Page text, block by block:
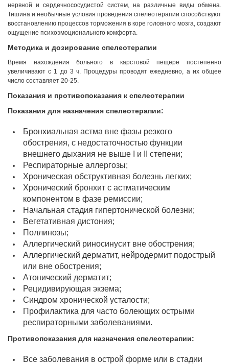
нервной и сердечнососудистой систем, на различные виды обмена.
Тишина и необычные условия проведения спелеотерапии способствуют
восстановлению процессов торможения в коре головного мозга, создают
ощущение психоэмоционального комфорта.
Методика и дозирование спелеотерапии
Время нахождения больного в карстовой пещере постепенно
увеличивают с 1 до 3 ч. Процедуры проводят ежедневно, а их общее
число составляет 20-25.
Показания и противопоказания к спелеотерапии
Показания для назначения спелеотерапии:
Бронхиальная астма вне фазы резкого
обострения, с недостаточностью функции
внешнего дыхания не выше I и II степени;
Респираторные аллергозы;
Хроническая обструктивная болезнь легких;
Хронический бронхит с астматическим
компонентом в фазе ремиссии;
Начальная стадия гипертонической болезни;
Вегетативная дистония;
Поллинозы;
Аллергический риносинусит вне обострения;
Аллергический дерматит, нейродермит подострый
или вне обострения;
Атонический дерматит;
Рецидивирующая экзема;
Синдром хронической усталости;
Профилактика для часто болеющих острыми
респираторными заболеваниями.
Противопоказания для назначения спелеотерапии:
Все заболевания в острой форме или в стадии
Грузия, г. Цхалтубо.
+995 555 63 29 29; с 10:00 до
17:00 час.
www.tskaltuboresort.ge
разрешения администрации сайта